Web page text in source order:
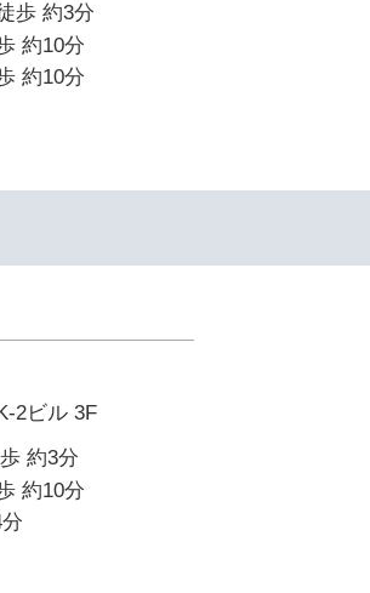
歩 約3分
約10分
約10分
2ビル 3F
約3分
約10分